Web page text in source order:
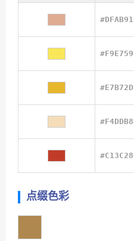
#DFAB91
#F9E759
#E7B72D
#F4DDB8
#C13C28
点缀色彩